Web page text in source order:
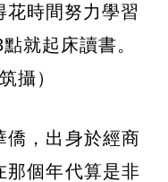
花時間努力學習
就起床讀書。
攝）
僑，出身於經商
那個年代算是非